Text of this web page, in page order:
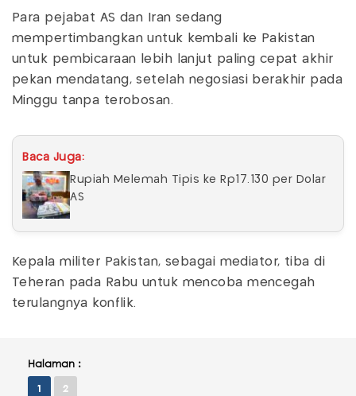
Para pejabat AS dan Iran sedang
mempertimbangkan untuk kembali ke Pakistan
untuk pembicaraan lebih lanjut paling cepat akhir
pekan mendatang, setelah negosiasi berakhir pada
Minggu tanpa terobosan.
Baca Juga:
Rupiah Melemah Tipis ke Rp17.130 per Dolar
AS
Kepala militer Pakistan, sebagai mediator, tiba di
Teheran pada Rabu untuk mencoba mencegah
terulangnya konflik.
Halaman :
1 2